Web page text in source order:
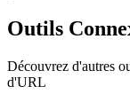
Outils
Découvrez d'autres
d'URL